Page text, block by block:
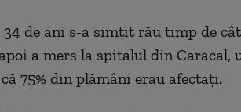
34 de ani s-a simțit rău timp de
a mers la spitalul din Caracal,
75% din plămâni erau afectați.